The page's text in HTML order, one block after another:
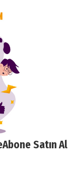
Satın Al